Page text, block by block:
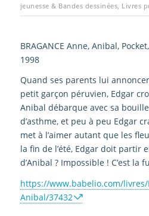
jeunesse & Bandes dessinées Livres
BRAGANCE Anne, Anibal,
1998
Quand ses parents lui
petit garçon péruvien, Edgar
Anibal débarque avec sa
d’asthme, et peu à peu Edgar
met à l’aimer autant que les
la fin de l’été, Edgar doit partir
d’Anibal ? Impossible ! C’est la
https://www.babelio.com/livres/
Anibal/37432